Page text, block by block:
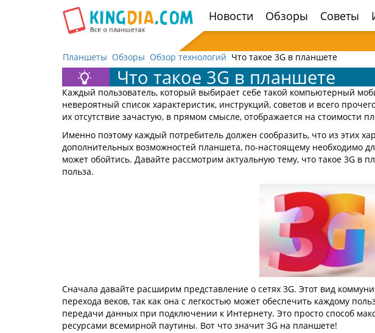
навигацию
Новости Обзоры Советы
Планшеты Обзоры Обзор технологий Что такое 3G в планшете
Что такое 3G в планшете
Каждый пользователь, который выбирает себе такой компьютерный
невероятный список характеристик, инструкций, советов и всего
их отсутствие зачастую, в прямом смысле, отображается на стоимости
Именно поэтому каждый потребитель должен сообразить, что из этих
дополнительных возможностей планшета, по-настоящему необходимо
может обойтись. Давайте рассмотрим актуальную тему, что такое 3G в
польза.
Сначала давайте расширим представление о сетях 3G. Этот вид
перехода веков, так как она с легкостью может обеспечить каждому
передачи данных при подключении к Интернету. Это просто способ
ресурсами всемирной паутины. Вот что значит 3G на планшете!